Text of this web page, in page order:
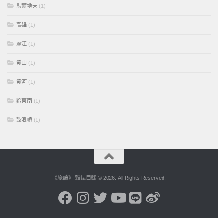
馬爾地夫 (1)
高雄 (1)
麗江 (1)
黃山 (1)
黃河 (1)
黔東南 (1)
鼓浪嶼 (1)
《旅讀》 雜誌目錄 © 2026. All Rights Reserved.